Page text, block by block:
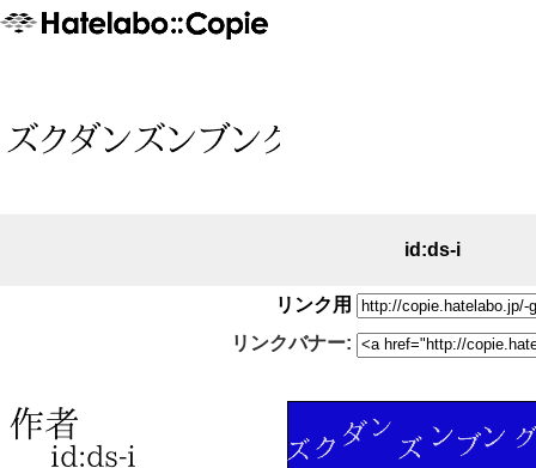
id:ds-i
リンク用
リンクバナー: